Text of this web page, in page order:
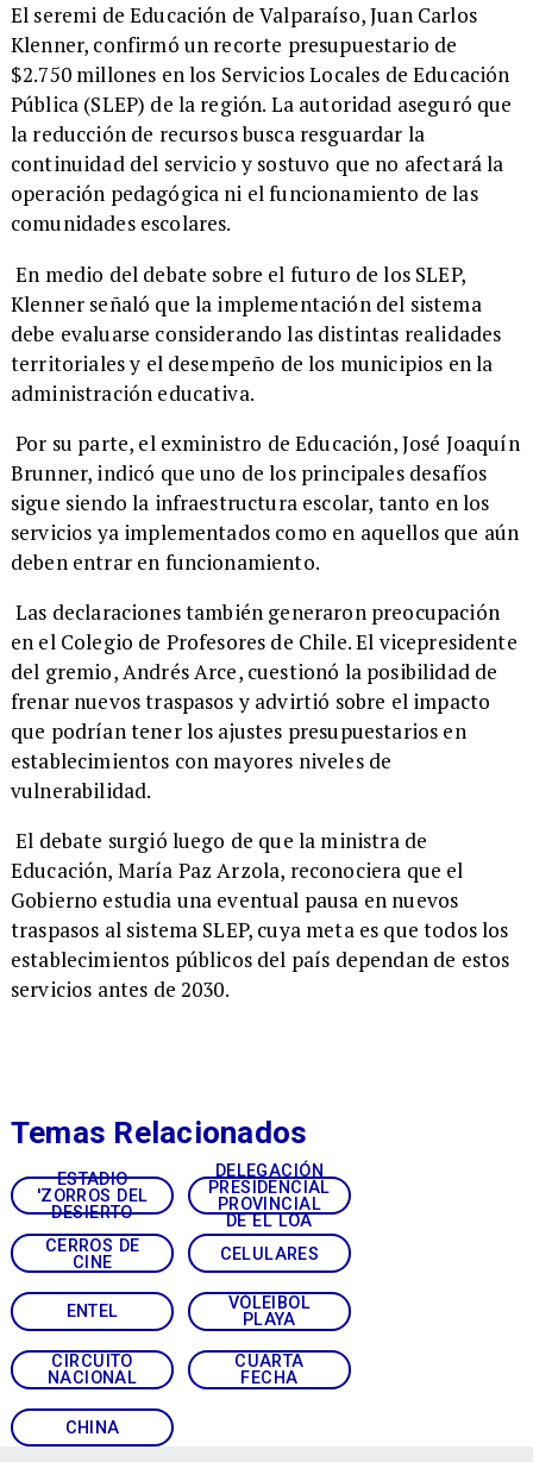
​El seremi de Educación de Valparaíso, Juan Carlos
Klenner, confirmó un recorte presupuestario de
$2.750 millones en los Servicios Locales de Educación
Pública (SLEP) de la región. La autoridad aseguró que
la reducción de recursos busca resguardar la
continuidad del servicio y sostuvo que no afectará la
operación pedagógica ni el funcionamiento de las
comunidades escolares.
En medio del debate sobre el futuro de los SLEP,
Klenner señaló que la implementación del sistema
debe evaluarse considerando las distintas realidades
territoriales y el desempeño de los municipios en la
administración educativa.
Por su parte, el exministro de Educación, José Joaquín
Brunner, indicó que uno de los principales desafíos
sigue siendo la infraestructura escolar, tanto en los
servicios ya implementados como en aquellos que aún
deben entrar en funcionamiento.
Las declaraciones también generaron preocupación
en el Colegio de Profesores de Chile. El vicepresidente
del gremio, Andrés Arce, cuestionó la posibilidad de
frenar nuevos traspasos y advirtió sobre el impacto
que podrían tener los ajustes presupuestarios en
establecimientos con mayores niveles de
vulnerabilidad.
El debate surgió luego de que la ministra de
Educación, María Paz Arzola, reconociera que el
Gobierno estudia una eventual pausa en nuevos
traspasos al sistema SLEP, cuya meta es que todos los
establecimientos públicos del país dependan de estos
servicios antes de 2030.
ESTADIO
'ZORROS DEL
DESIERTO
DELEGACIÓN
PRESIDENCIAL
PROVINCIAL
DE EL LOA
CERROS DE
CINE
CELULARES
ENTEL
VÓLEIBOL
PLAYA
CIRCUITO
NACIONAL
CUARTA
FECHA
CHINA
Temas Relacionados